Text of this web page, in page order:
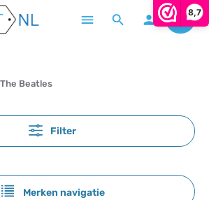
8,7
The Beatles
Filter
Merken navigatie